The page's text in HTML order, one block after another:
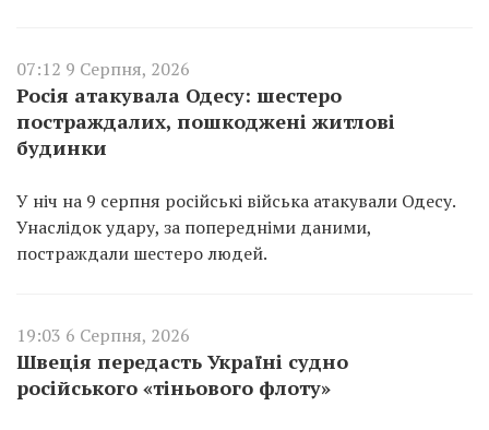
07:12 9 Серпня, 2026
Росія атакувала Одесу: шестеро
постраждалих, пошкоджені житлові
будинки
У ніч на 9 серпня російські війська атакували Одесу.
Унаслідок удару, за попередніми даними,
постраждали шестеро людей.
19:03 6 Серпня, 2026
Швеція передасть Україні судно
російського «тіньового флоту»